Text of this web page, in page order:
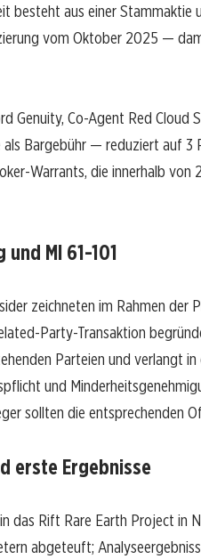
besteht aus einer
vom Oktober 2025 —
Genuity, Co-Agent Red Cloud
Bargebühr — reduziert auf
Warrants, die innerhalb
MI 61-101
zeichneten im Rahmen der
Party-Transaktion
Parteien und verlangt
und
sollten die entsprechenden
erste Ergebnisse
das Rift Rare Earth Project in
abgeteuft;